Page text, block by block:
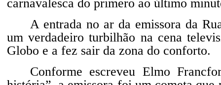
carnavalesca do primero ao último
A entrada no ar da emissora da
um verdadeiro turbilhão na cena
Globo e a fez sair da zona do conforto.
Conforme escreveu Elmo